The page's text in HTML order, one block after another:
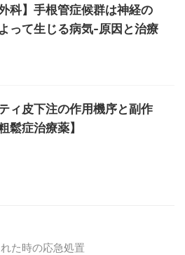
外科】手根管症候群は神経の
って生じる病気-原因と治療
ィ皮下注の作用機序と副作
鬆症治療薬】
た時の応急処置